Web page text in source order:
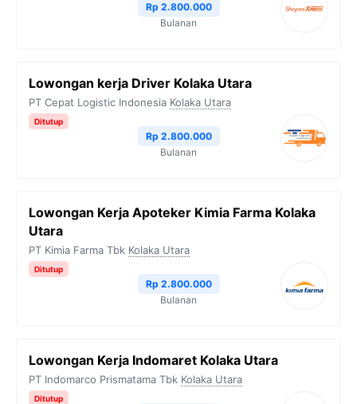
Rp 2.800.000
Bulanan
Lowongan kerja Driver Kolaka Utara
PT Cepat Logistic Indonesia Kolaka Utara
Ditutup
Rp 2.800.000
Bulanan
Lowongan Kerja Apoteker Kimia Farma Kolaka
Utara
PT Kimia Farma Tbk Kolaka Utara
Ditutup
Rp 2.800.000
Bulanan
Lowongan Kerja Indomaret Kolaka Utara
PT Indomarco Prismatama Tbk Kolaka Utara
Ditutup